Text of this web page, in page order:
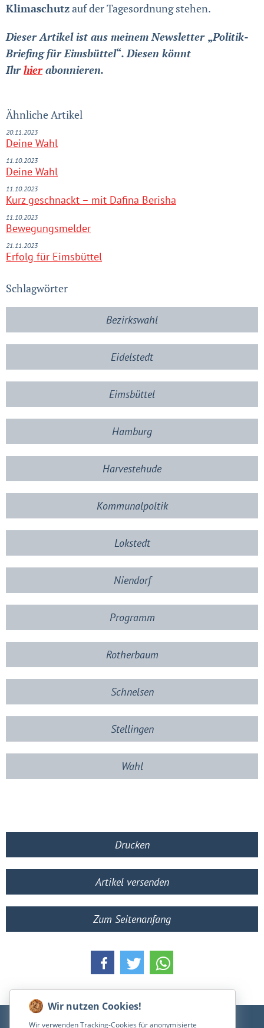
Wir verwenden Tracking-Cookies für anonymisierte
Klimaschutzauf der Tagesordnung stehen.
Dieser Artikel ist aus meinem Newsletter „Politik-
Briefing für Eimsbüttel“. Diesen könnt
Ihrhierabonnieren.
Ähnliche Artikel
20.11.2023
Deine Wahl
11.10.2023
Deine Wahl
11.10.2023
Kurz geschnackt – mit Dafina Berisha
11.10.2023
Bewegungsmelder
21.11.2023
Erfolg für Eimsbüttel
Schlagwörter
Bezirkswahl
Eidelstedt
Eimsbüttel
Hamburg
Harvestehude
Kommunalpoltik
Lokstedt
Niendorf
Programm
Rotherbaum
Schnelsen
Stellingen
Wahl
Drucken
Artikel versenden
Zum Seitenanfang